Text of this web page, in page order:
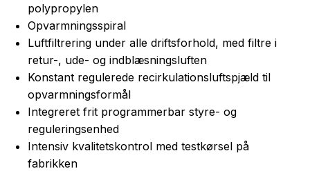
polypropylen
Opvarmningsspiral
Luftfiltrering under alle driftsforhold, med filtre i
retur-, ude- og indblæsningsluften
Konstant regulerede recirkulationsluftspjæld til
opvarmningsformål
Integreret frit programmerbar styre- og
reguleringsenhed
Intensiv kvalitetskontrol med testkørsel på
fabrikken